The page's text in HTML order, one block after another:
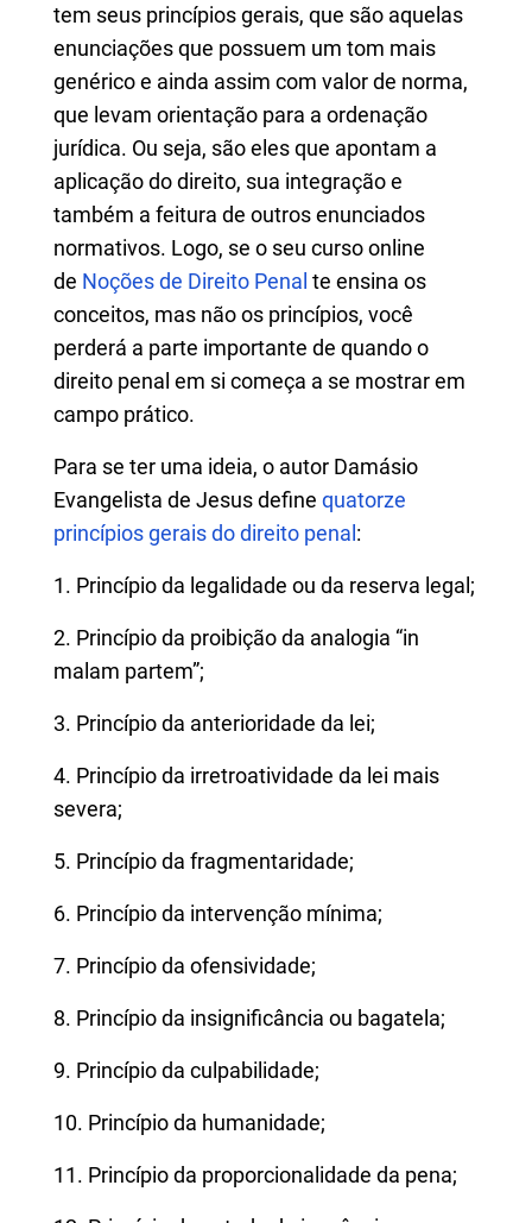
tem seus princípios gerais, que são aquelas
enunciações que possuem um tom mais
genérico e ainda assim com valor de norma,
que levam orientação para a ordenação
jurídica. Ou seja, são eles que apontam a
aplicação do direito, sua integração e
também a feitura de outros enunciados
normativos. Logo, se o seu curso online
de Noções de Direito Penal te ensina os
conceitos, mas não os princípios, você
perderá a parte importante de quando o
direito penal em si começa a se mostrar em
campo prático.
Para se ter uma ideia, o autor Damásio
Evangelista de Jesus define quatorze
princípios gerais do direito penal :
1. Princípio da legalidade ou da reserva legal;
2. Princípio da proibição da analogia “in
malam partem”;
3. Princípio da anterioridade da lei;
4. Princípio da irretroatividade da lei mais
severa;
5. Princípio da fragmentaridade;
6. Princípio da intervenção mínima;
7. Princípio da ofensividade;
8. Princípio da insignificância ou bagatela;
9. Princípio da culpabilidade;
10. Princípio da humanidade;
11. Princípio da proporcionalidade da pena;